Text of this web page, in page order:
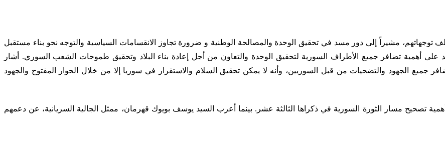
توجهاتهم، مشيراً إلى دور مسد في تحقيق الوحدة والمصالحة الوطنية و ضرورة تجاوز الانقسامات السياسية والتوجه نحو بناء مستقبل
على أهمية تضافر جميع الأطراف السورية لتحقيق الوحدة والتعاون من أجل إعادة بناء البلاد وتحقيق طموحات الشعب السوري. أشار
جميع الجهود والتضحيات من قبل السوريين، وأنه لا يمكن تحقيق السلام والاستقرار في سوريا إلا من خلال الحوار المفتوح والجهود
تصحيح مسار الثورة السورية في ذكراها الثالثة عشر. بينما أعرب السيد يوسف بويوك قهرمان، ممثل الجالية السريانية، عن دعمهم